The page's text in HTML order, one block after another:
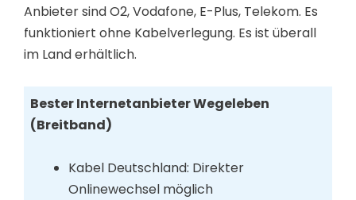
Anbieter sind O2, Vodafone, E-Plus, Telekom. Es
funktioniert ohne Kabelverlegung. Es ist überall
im Land erhältlich.
Bester Internetanbieter Wegeleben
(Breitband)
Kabel Deutschland: Direkter
Onlinewechsel möglich